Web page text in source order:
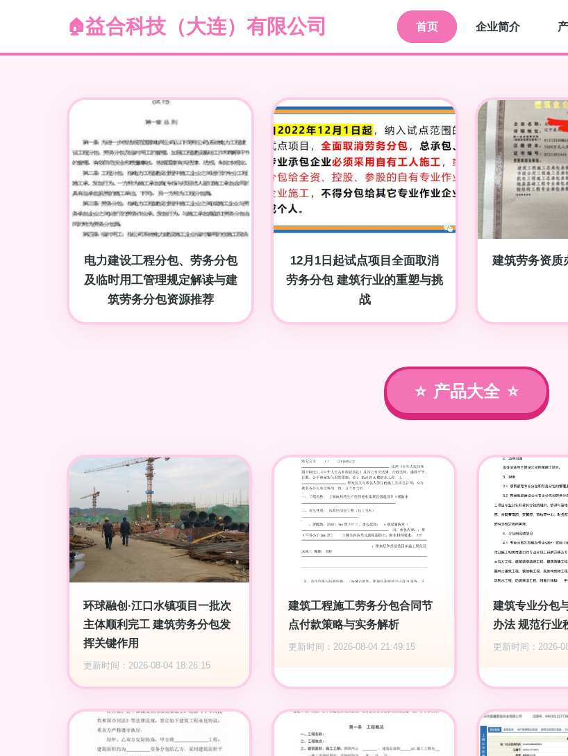
益合科技（大连）有限公司 首页 企业简介
电力建设工程分包、劳务分包
及临时用工管理规定解读与建
筑劳务分包资源推荐
12月1日起试点项目全面取消
劳务分包 建筑行业的重塑与挑
战
建筑劳务资质
产品大全
环球融创·江口水镇项目一批次
主体顺利完工 建筑劳务分包发
挥关键作用
更新时间：2026-08-04 18:26:15
建筑工程施工劳务分包合同节
点付款策略与实务解析
更新时间：2026-08-04 21:49:15
建筑专业分包
办法 规范行业
更新时间：2026-